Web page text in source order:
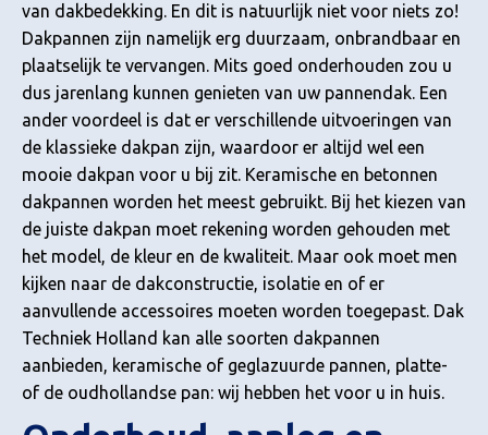
van dakbedekking. En dit is natuurlijk niet voor niets zo!
Dakpannen zijn namelijk erg duurzaam, onbrandbaar en
plaatselijk te vervangen. Mits goed onderhouden zou u
dus jarenlang kunnen genieten van uw pannendak. Een
ander voordeel is dat er verschillende uitvoeringen van
de klassieke dakpan zijn, waardoor er altijd wel een
mooie dakpan voor u bij zit. Keramische en betonnen
dakpannen worden het meest gebruikt. Bij het kiezen van
de juiste dakpan moet rekening worden gehouden met
het model, de kleur en de kwaliteit. Maar ook moet men
kijken naar de dakconstructie, isolatie en of er
aanvullende accessoires moeten worden toegepast. Dak
Techniek Holland kan alle soorten dakpannen
aanbieden, keramische of geglazuurde pannen, platte-
of de oudhollandse pan: wij hebben het voor u in huis.